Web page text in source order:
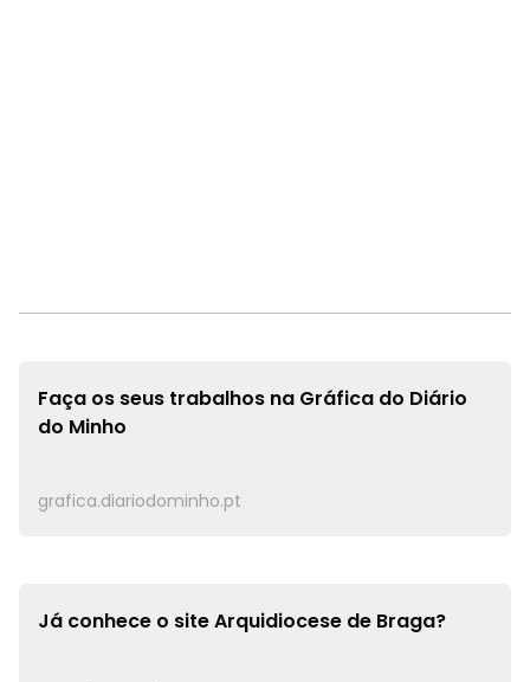
Faça os seus trabalhos na Gráfica do Diário
do Minho
grafica.diariodominho.pt
Já conhece o siteArquidiocese de Braga?